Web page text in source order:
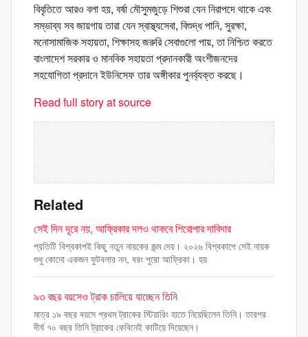
বিবৃতিতে আরও বলা হয়, বর্ষা মৌসুমজুড়ে শিশুরা যেন নিরাপদে থাকে এবং
সম্ভাব্য সব জায়গায় তারা যেন স্বাস্থ্যসেবা, বিশুদ্ধ পানি, সুরক্ষা,
মনোসামাজিক সহায়তা, শিক্ষাসহ জরুরি সেবাগুলো পায়, তা নিশ্চিত করতে
বাংলাদেশ সরকার ও মানবিক সহায়তা প্রদানকারী অংশীজনদের
সহযোগিতা প্রদানে ইউনিসেফ তার অঙ্গীকার পুনর্ব্যক্ত করছে।
Read full story at source
Related
সেই দিন দূরে নয়, আফ্রিকার দলও থাকবে শিরোপার দাবিদার
প্রতিটি বিশ্বকাপই কিছু নতুন নায়কের জন্ম দেয়। ২০২৬ বিশ্বকাপে সেই নায়ক
শুধু কোনো একজন ফুটবলার নন, বরং পুরো আফ্রিকা। হয়
৯৩ বছর বয়সেও ট্রাক চালিয়ে যাচ্ছেন তিনি
মাত্র ১৯ বছর বয়সে প্রথম ট্রাকের স্টিয়ারিং হাতে নিয়েছিলেন তিনি। তারপর
দীর্ঘ ৭০ বছর তিনি ট্রাকের কেবিনেই কাটিয়ে দিয়েছেন।